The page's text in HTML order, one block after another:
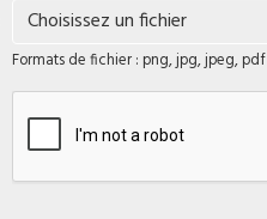
Choisissez un fichier
Formats de fichier : png, jpg, jpeg, pdf